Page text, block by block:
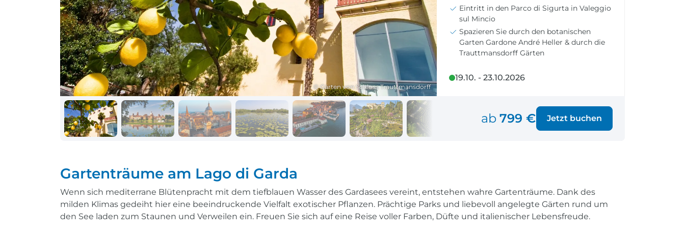
Frankreich Kroatien
Reisen mit
Durchführungsgarantie
Letzte Plätze sichern
Reisekalender
Ihr perfekt geplantes Jahr
Abfahrtsstellen
Alles auf einen Blick
Alle Reiseziele
Reisen mit
Durchführungsgarantie
Letzte Plätze sichern
Reisekalender
Ihr perfekt geplantes Jahr
Ihr Weg zum Flughafen
Flughafentransfer & Parken
Einreisebestimmungen
Landausflüge buchen
© Gärten von Schloss Trauttmansdorff
Eintritt in den Parco di Sigurta in Valeggio
sul Mincio
Spazieren Sie durch den botanischen
Garten Gardone André Heller & durch die
Trauttmansdorff Gärten
19.10. - 23.10.2026
ab 799 € Jetzt buchen
Gartenträume am Lago di Garda
Wenn sich mediterrane Blütenpracht mit dem tiefblauen Wasser des Gardasees vereint, entstehen wahre Gartenträume. Dank des
milden Klimas gedeiht hier eine beeindruckende Vielfalt exotischer Pflanzen. Prächtige Parks und liebevoll angelegte Gärten rund um
den See laden zum Staunen und Verweilen ein. Freuen Sie sich auf eine Reise voller Farben, Düfte und italienischer Lebensfreude.